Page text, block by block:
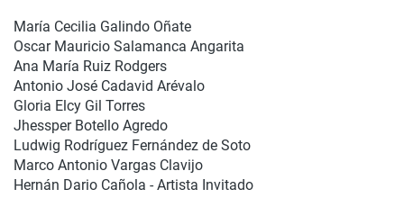
María Cecilia Galindo Oñate
Oscar Mauricio Salamanca Angarita
Ana María Ruiz Rodgers
Antonio José Cadavid Arévalo
Gloria Elcy Gil Torres
Jhessper Botello Agredo
Ludwig Rodríguez Fernández de Soto
Marco Antonio Vargas Clavijo
Hernán Dario Cañola - Artista Invitado